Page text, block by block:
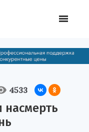
4533
насмерть